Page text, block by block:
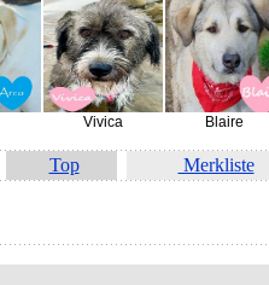
Vivica Blaire
Top Merkliste